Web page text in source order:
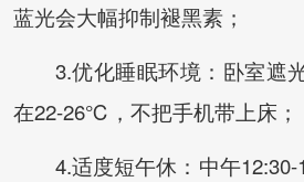
蓝光会大幅抑制褪黑素；
3.优化睡眠环境：卧室遮
在22-26℃，不把手机带上床；
4.适度短午休：中午